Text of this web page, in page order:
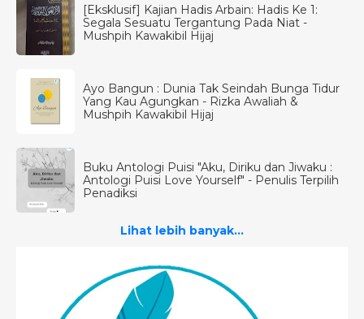
[Eksklusif] Kajian Hadis Arbain: Hadis Ke 1:
Segala Sesuatu Tergantung Pada Niat -
Mushpih Kawakibil Hijaj
Ayo Bangun : Dunia Tak Seindah Bunga Tidur
Yang Kau Agungkan - Rizka Awaliah &
Mushpih Kawakibil Hijaj
Buku Antologi Puisi "Aku, Diriku dan Jiwaku :
Antologi Puisi Love Yourself" - Penulis Terpilih
Penadiksi
Lihat lebih banyak...